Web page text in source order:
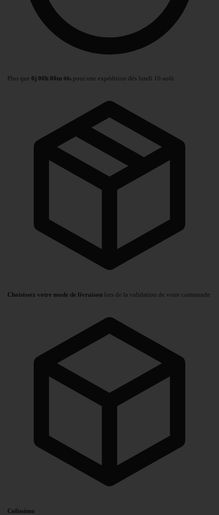
Plus que 0j 00h 00m 00s pour une expédition dès lundi 10 août
Choisissez votre mode de livraison lors de la validation de votre commande
Colissimo